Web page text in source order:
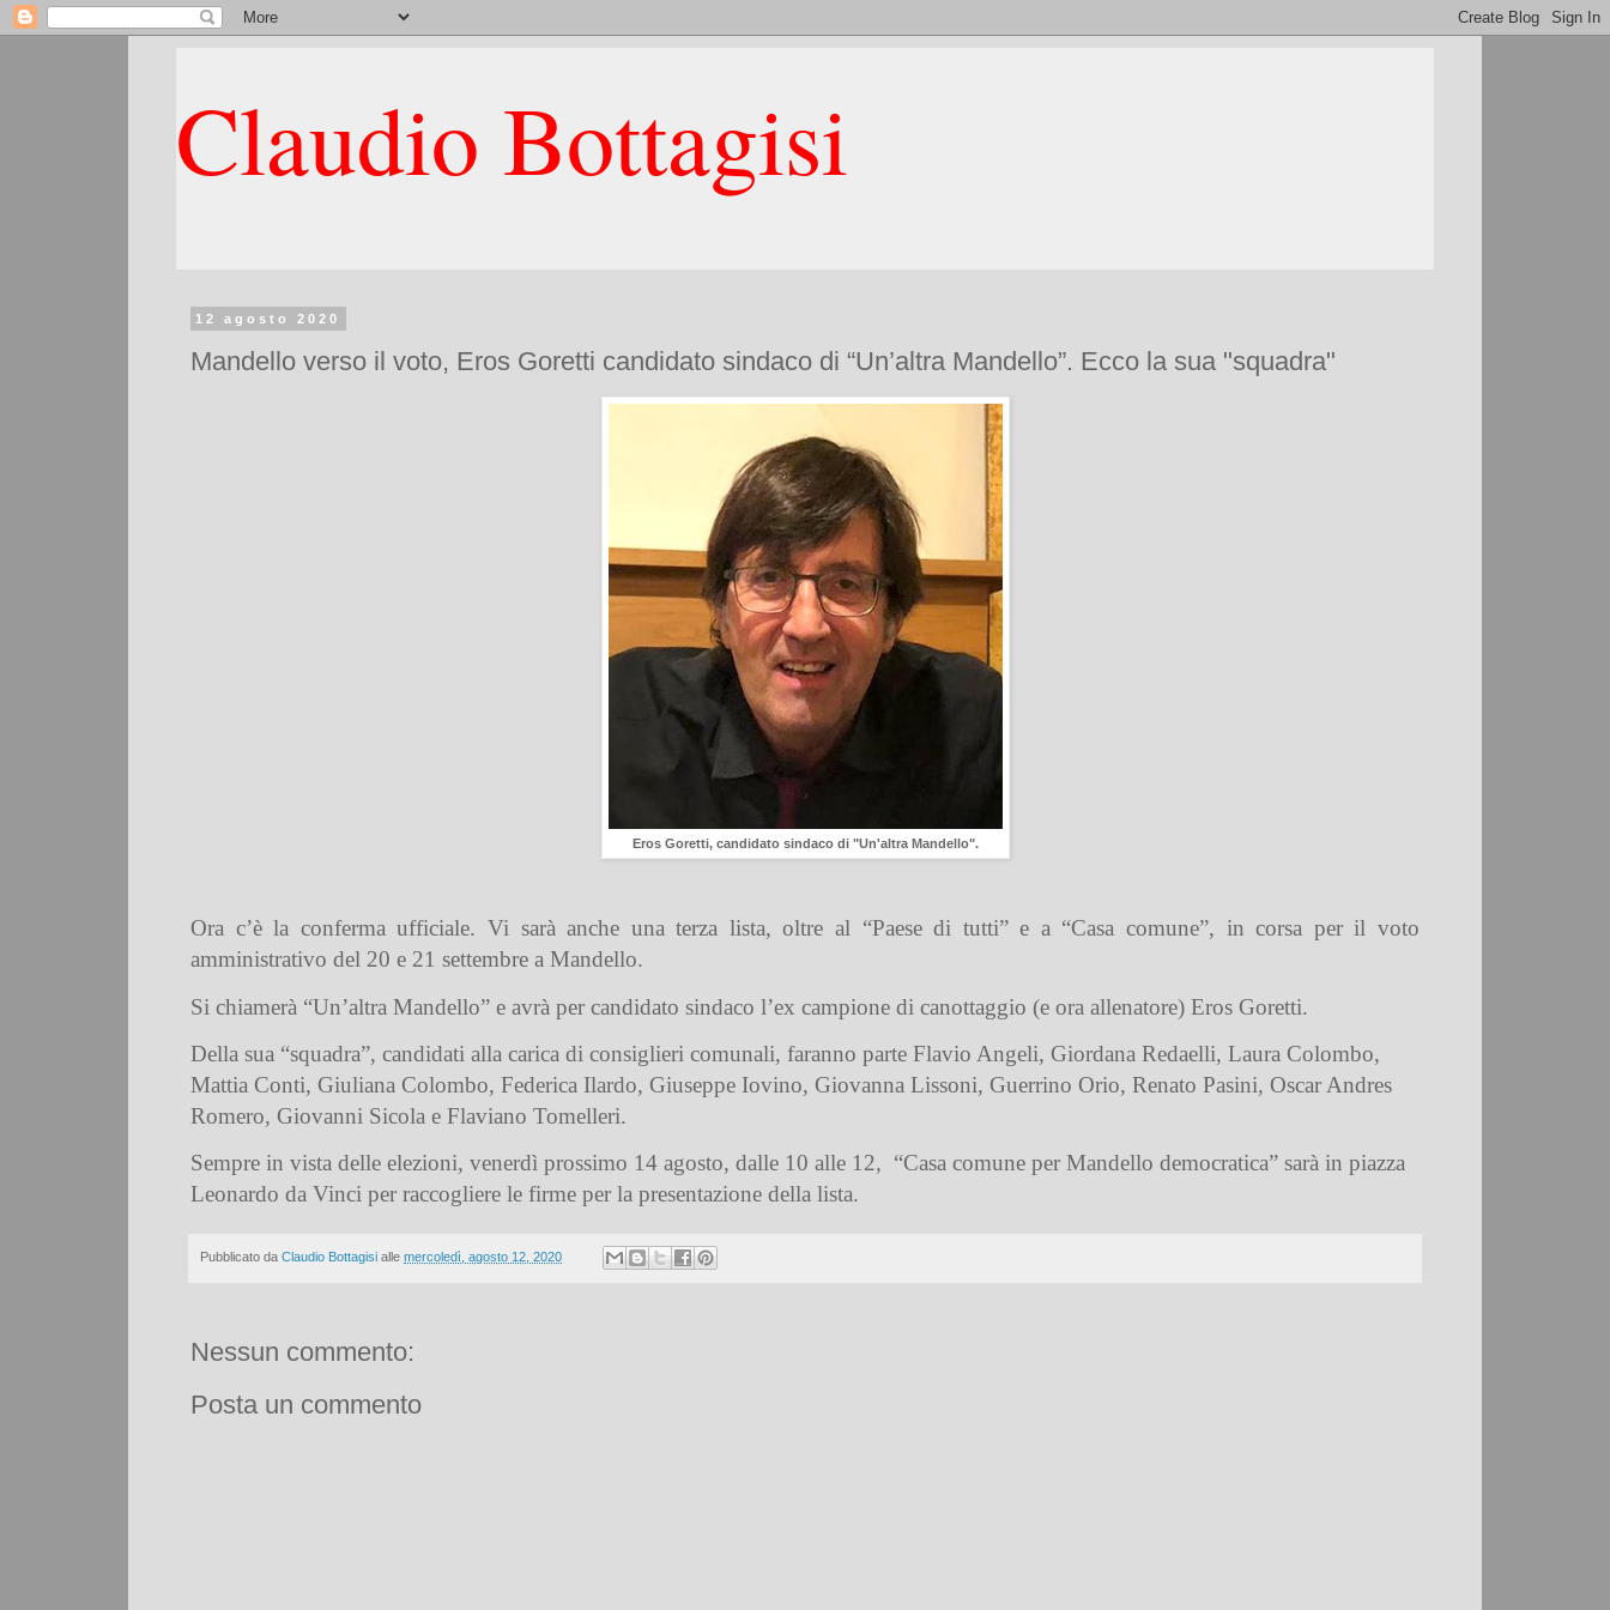
Claudio Bottagisi
12 agosto 2020
Mandello verso il voto, Eros Goretti candidato sindaco di “Un’altra Mandello”. Ecco la sua "squadra"
Eros Goretti, candidato sindaco di "Un'altra Mandello".
Ora c’è la conferma ufficiale. Vi sarà anche una terza lista, oltre al “Paese di tutti” e a “Casa comune”, in corsa per il voto
amministrativo del 20 e 21 settembre a Mandello.
Si chiamerà “Un’altra Mandello” e avrà per candidato sindaco l’ex campione di canottaggio (e ora allenatore) Eros Goretti.
Della sua “squadra”, candidati alla carica di consiglieri comunali, faranno parte Flavio Angeli, Giordana Redaelli, Laura Colombo,
Mattia Conti, Giuliana Colombo, Federica Ilardo, Giuseppe Iovino, Giovanna Lissoni, Guerrino Orio, Renato Pasini, Oscar Andres
Romero, Giovanni Sicola e Flaviano Tomelleri.
Sempre in vista delle elezioni, venerdì prossimo 14 agosto, dalle 10 alle 12, “Casa comune per Mandello democratica” sarà in piazza
Leonardo da Vinci per raccogliere le firme per la presentazione della lista.
Pubblicato da Claudio Bottagisi alle mercoledì, agosto 12, 2020
Nessun commento:
Posta un commento